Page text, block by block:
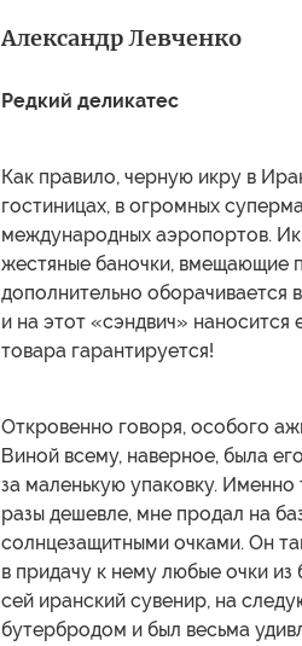
Александр Левченко
Редкий деликатес
Как правило, черную икру в
гостиницах, в огромных
международных аэропортов.
жестяные баночки, вмещающие
дополнительно оборачивается
и на этот «сэндвич» наносится
товара гарантируется!
Откровенно говоря, особого
Виной всему, наверное, была
за маленькую упаковку.
разы дешевле, мне продал на
солнцезащитными очками. Он
в придачу к нему любые очки из
сей иранский сувенир, на
бутербродом и был весьма